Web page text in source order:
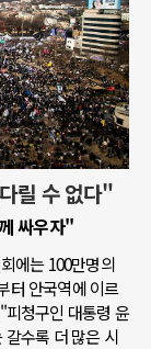
릴 수 없다"
싸우자"
에는 100만명의
터 안국역에 이르
청구인 대통령 윤
수록 더 많은 시